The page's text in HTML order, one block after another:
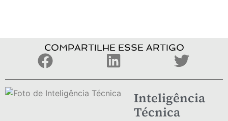
COMPARTILHE ESSE ARTIGO
Inteligência
Técnica